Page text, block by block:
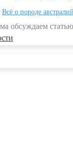
Всё о породе
обсуждаем